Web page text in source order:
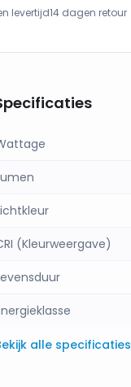
levertijd14 dagen retour
(Kleurweergave)
alle specificaties